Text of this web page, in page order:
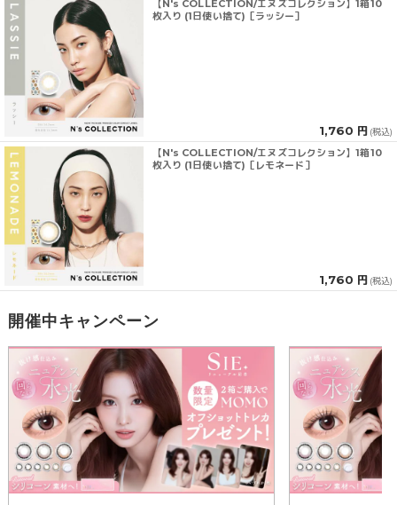
【N's COLLECTION/エヌズコレクション】1箱10
枚入り (1日使い捨て)［ラッシー］
1,760 円 (税込)
【N's COLLECTION/エヌズコレクション】1箱10
枚入り (1日使い捨て)［レモネード］
1,760 円 (税込)
開催中キャンペーン